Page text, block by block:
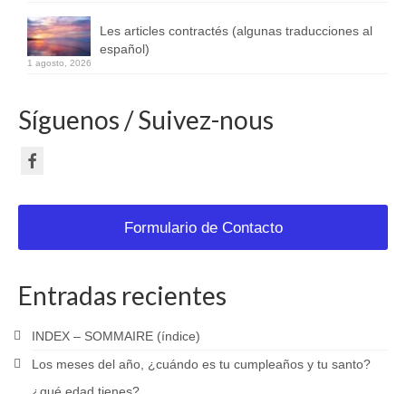
Les articles contractés (algunas traducciones al
español)
1 agosto, 2026
Síguenos / Suivez-nous
Formulario de Contacto
Entradas recientes
INDEX – SOMMAIRE (índice)
Los meses del año, ¿cuándo es tu cumpleaños y tu santo?